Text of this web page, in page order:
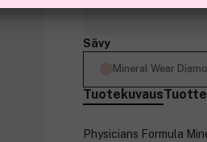
Sävy
Mineral Wear
Tuotekuvaus
Physicians Formula